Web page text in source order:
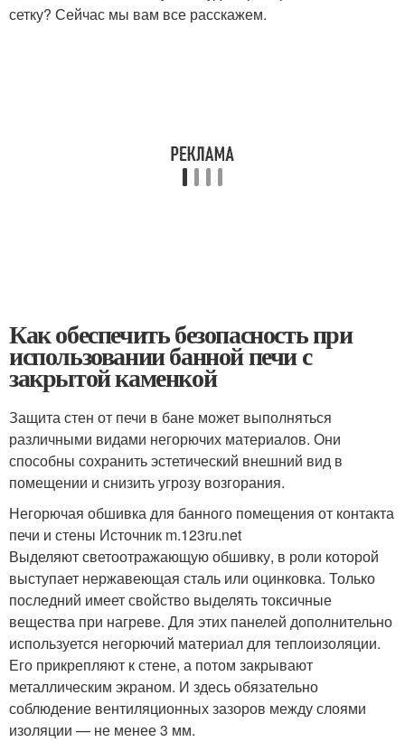
сетку? Сейчас мы вам все расскажем.
Как обеспечить безопасность при
использовании банной печи с
закрытой каменкой
Защита стен от печи в бане может выполняться
различными видами негорючих материалов. Они
способны сохранить эстетический внешний вид в
помещении и снизить угрозу возгорания.
Негорючая обшивка для банного помещения от контакта
печи и стены Источник m.123ru.net
Выделяют светоотражающую обшивку, в роли которой
выступает нержавеющая сталь или оцинковка. Только
последний имеет свойство выделять токсичные
вещества при нагреве. Для этих панелей дополнительно
используется негорючий материал для теплоизоляции.
Его прикрепляют к стене, а потом закрывают
металлическим экраном. И здесь обязательно
соблюдение вентиляционных зазоров между слоями
изоляции — не менее 3 мм.